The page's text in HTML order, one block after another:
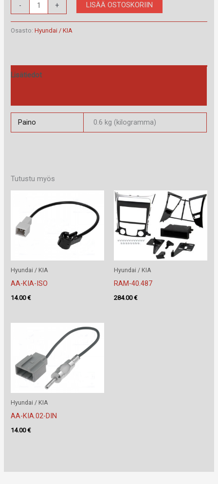
-
40.488
määrä
+ LISÄÄ OSTOSKORIIN
Osasto:Hyundai / KIA
Lisätiedot
Paino 0.6 kg (kilogramma)
Tutustu myös
Hyundai / KIA
AA-KIA-ISO
14.00€
Hyundai / KIA
RAM-40.487
284.00€
Hyundai / KIA
AA-KIA.02-DIN
14.00€